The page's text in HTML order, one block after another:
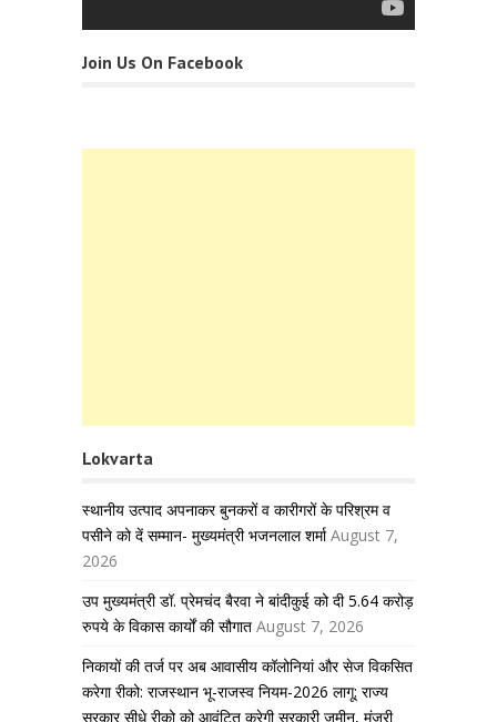
Join Us On Facebook
Lokvarta
स्थानीय उत्पाद अपनाकर बुनकरों व कारीगरों के परिश्रम व
पसीने को दें सम्मान- मुख्यमंत्री भजनलाल शर्मा August 7,
2026
उप मुख्यमंत्री डॉ. प्रेमचंद बैरवा ने बांदीकुई को दी 5.64 करोड़
रुपये के विकास कार्यों की सौगात August 7, 2026
निकायों की तर्ज पर अब आवासीय कॉलोनियां और सेज विकसित
करेगा रीको: राजस्थान भू-राजस्व नियम-2026 लागू; राज्य
सरकार सीधे रीको को आवंटित करेगी सरकारी जमीन, मंजूरी